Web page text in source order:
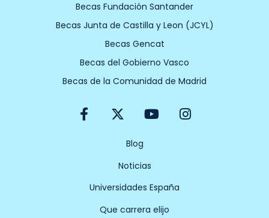
Becas Fundación Santander
Becas Junta de Castilla y Leon (JCYL)
Becas Gencat
Becas del Gobierno Vasco
Becas de la Comunidad de Madrid
F
a
o
X
-
w
i
t
t
r
Y
o
u
b
e
I
n
Blog
Noticias
Universidades España
Que carrera elijo